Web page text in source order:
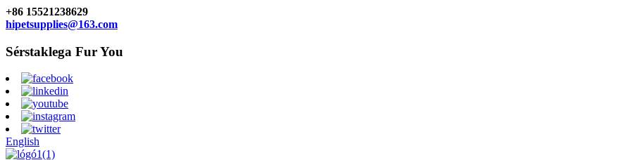
+86 15521238629
hipetsupplies@163.com
Sérstaklega Fur You
English